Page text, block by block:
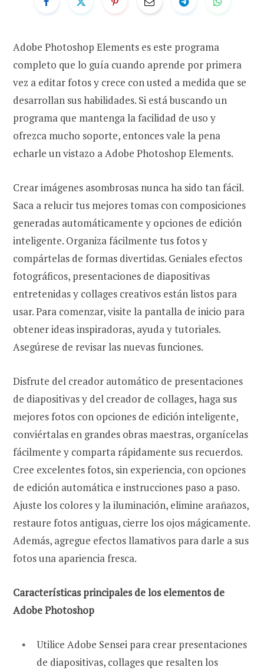
Adobe Photoshop Elements es este programa
completo que lo guía cuando aprende por primera
vez a editar fotos y crece con usted a medida que se
desarrollan sus habilidades. Si está buscando un
programa que mantenga la facilidad de uso y
ofrezca mucho soporte, entonces vale la pena
echarle un vistazo a Adobe Photoshop Elements.
Crear imágenes asombrosas nunca ha sido tan fácil.
Saca a relucir tus mejores tomas con composiciones
generadas automáticamente y opciones de edición
inteligente. Organiza fácilmente tus fotos y
compártelas de formas divertidas. Geniales efectos
fotográficos, presentaciones de diapositivas
entretenidas y collages creativos están listos para
usar. Para comenzar, visite la pantalla de inicio para
obtener ideas inspiradoras, ayuda y tutoriales.
Asegúrese de revisar las nuevas funciones.
Disfrute del creador automático de presentaciones
de diapositivas y del creador de collages, haga sus
mejores fotos con opciones de edición inteligente,
conviértalas en grandes obras maestras, organícelas
fácilmente y comparta rápidamente sus recuerdos.
Cree excelentes fotos, sin experiencia, con opciones
de edición automática e instrucciones paso a paso.
Ajuste los colores y la iluminación, elimine arañazos,
restaure fotos antiguas, cierre los ojos mágicamente.
Además, agregue efectos llamativos para darle a sus
fotos una apariencia fresca.
Características principales de los elementos de
Adobe Photoshop
Utilice Adobe Sensei para crear presentaciones
de diapositivas, collages que resalten los